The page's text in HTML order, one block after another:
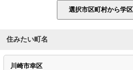
住みたい町名
川崎市幸区